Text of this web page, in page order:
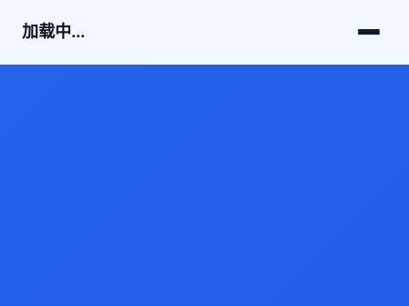
加载中...